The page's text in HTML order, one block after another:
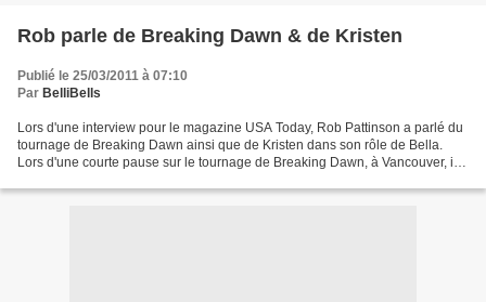
Rob parle de Breaking Dawn & de Kristen
Publié le 25/03/2011 à 07:10
Par BelliBells
Lors d'une interview pour le magazine USA Today, Rob Pattinson a parlé du
tournage de Breaking Dawn ainsi que de Kristen dans son rôle de Bella.
Lors d'une courte pause sur le tournage de Breaking Dawn, à Vancouver, il a